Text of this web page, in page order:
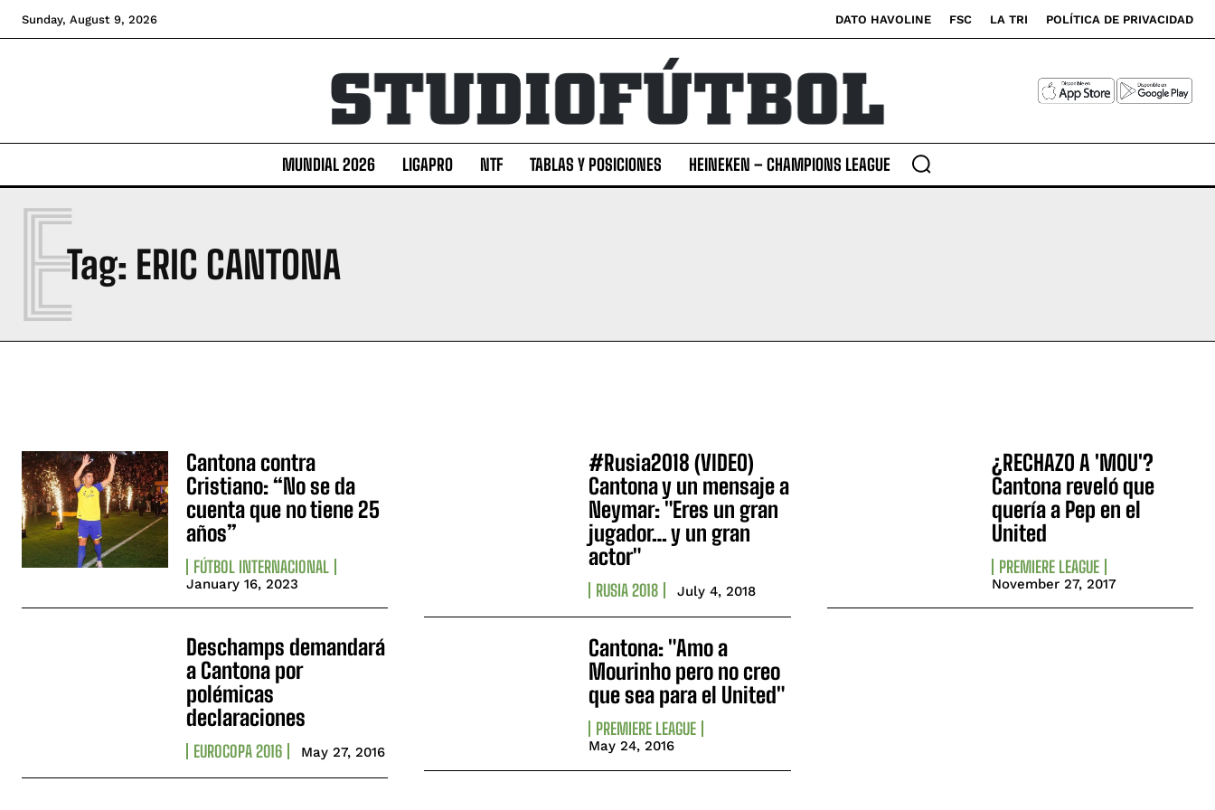
Sunday, August 9, 2026 DATO HAVOLINE FSC LA TRI POLÍTICA DE PRIVACIDAD
MUNDIAL 2026 LIGAPRO NTF TABLAS Y POSICIONES HEINEKEN – CHAMPIONS LEAGUE
Tag: ERIC CANTONA
E
Cantona contra
Cristiano: “No se da
cuenta que no tiene 25
años”
FÚTBOL INTERNACIONAL
January 16, 2023
#Rusia2018 (VIDEO)
Cantona y un mensaje a
Neymar: "Eres un gran
jugador… y un gran
actor"
RUSIA 2018 July 4, 2018
¿RECHAZO A 'MOU'?
Cantona reveló que
quería a Pep en el
United
PREMIERE LEAGUE
November 27, 2017
Deschamps demandará
a Cantona por
polémicas
declaraciones
EUROCOPA 2016 May 27, 2016
Cantona: "Amo a
Mourinho pero no creo
que sea para el United"
PREMIERE LEAGUE
May 24, 2016